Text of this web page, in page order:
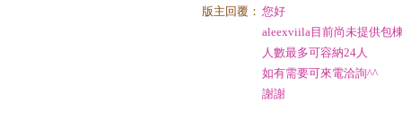
版主回覆： 您好
aleexviila目前尚未提供包
人數最多可容納24人
如有需要可來電洽詢^^
謝謝